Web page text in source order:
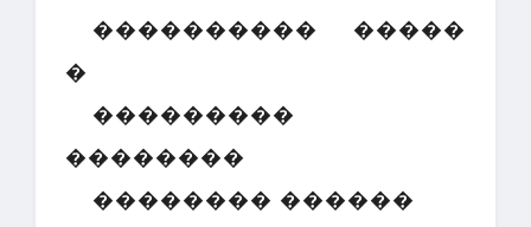
���������� �����
�
���������
��������
�������� ������